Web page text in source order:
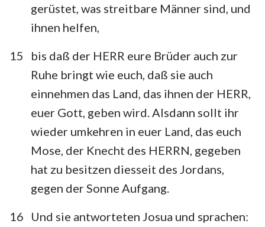
gerüstet, was streitbare Männer sind, und
ihnen helfen,
15
bis daß der HERR eure Brüder auch zur
Ruhe bringt wie euch, daß sie auch
einnehmen das Land, das ihnen der HERR,
euer Gott, geben wird. Alsdann sollt ihr
wieder umkehren in euer Land, das euch
Mose, der Knecht des HERRN, gegeben
hat zu besitzen diesseit des Jordans,
gegen der Sonne Aufgang.
16
Und sie antworteten Josua und sprachen: